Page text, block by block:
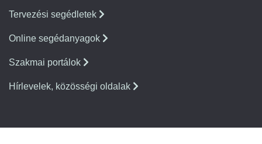
Tervezési segédletek
Online segédanyagok
Szakmai portálok
Hírlevelek, közösségi oldalak